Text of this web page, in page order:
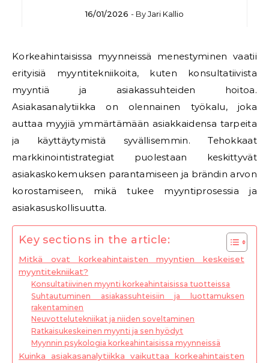
16/01/2026 - ByJari Kallio
Korkeahintaisissa myynneissä menestyminen vaatii
erityisiä myyntitekniikoita, kuten konsultatiivista
myyntiä ja asiakassuhteiden hoitoa.
Asiakasanalytiikka on olennainen työkalu, joka
auttaa myyjiä ymmärtämään asiakkaidensa tarpeita
ja käyttäytymistä syvällisemmin. Tehokkaat
markkinointistrategiat puolestaan keskittyvät
asiakaskokemuksen parantamiseen ja brändin arvon
korostamiseen, mikä tukee myyntiprosessia ja
asiakasuskollisuutta.
Key sections in the article:
Mitkä ovat korkeahintaisten myyntien keskeiset
myyntitekniikat?
Konsultatiivinen myynti korkeahintaisissa tuotteissa
Suhtautuminen asiakassuhteisiin ja luottamuksen
rakentaminen
Neuvottelutekniikat ja niiden soveltaminen
Ratkaisukeskeinen myynti ja sen hyödyt
Myynnin psykologia korkeahintaisissa myynneissä
Kuinka asiakasanalytiikka vaikuttaa korkeahintaisten